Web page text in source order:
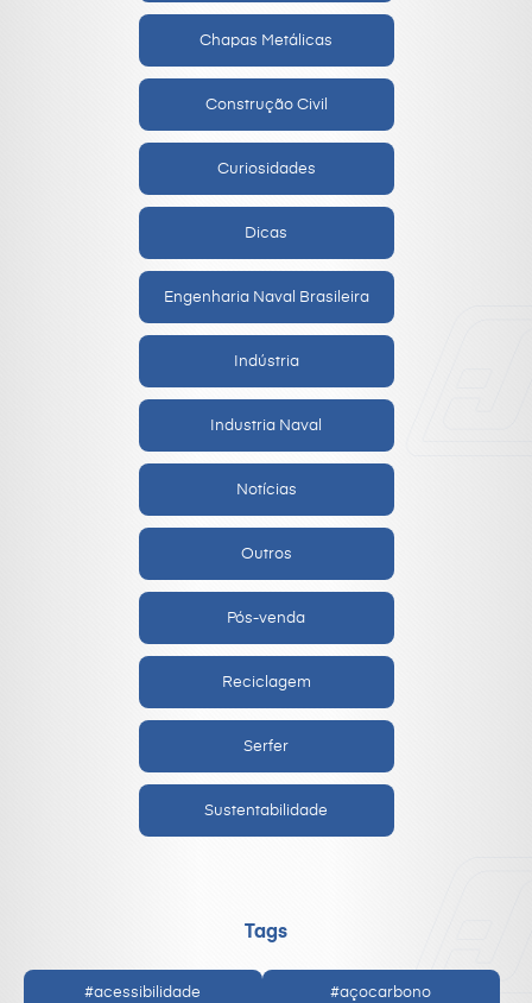
Chapas Metálicas
Construção Civil
Curiosidades
Dicas
Engenharia Naval Brasileira
Indústria
Industria Naval
Notícias
Outros
Pós-venda
Reciclagem
Serfer
Sustentabilidade
Tags
#acessibilidade #açocarbono